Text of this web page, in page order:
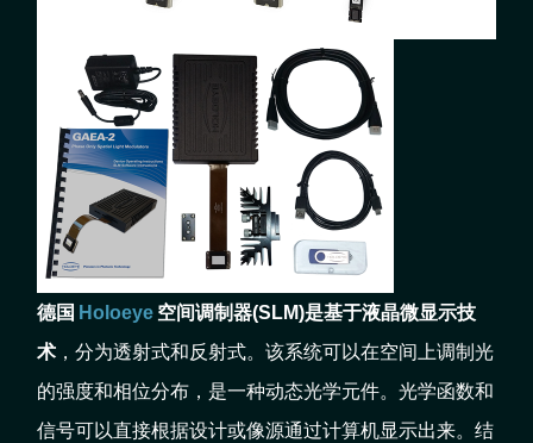
德国 Holoeye 空间调制器(SLM)是基于液晶微显示技
术 ，分为透射式和反射式。该系统可以在空间上调制光
的强度和相位分布，是一种动态光学元件。光学函数和
信号可以直接根据设计或像源通过计算机显示出来。结